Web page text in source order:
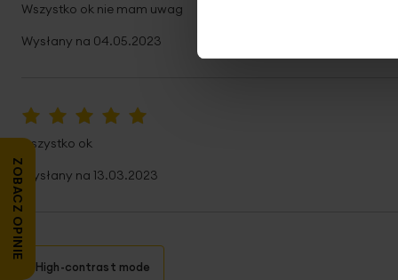
Wszystko ok nie mam uwag
Wysłany na 04.05.2023
wszystko ok
Wysłany na 13.03.2023
High-contrast mode
ZOBACZ OPINIE